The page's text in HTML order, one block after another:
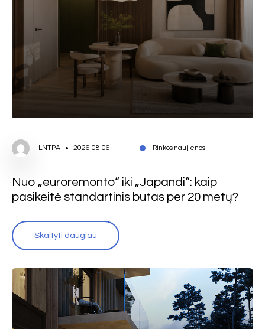
LNTPA 2026.08.06 Rinkos naujienos
Nuo „euroremonto“ iki „Japandi“: kaip
pasikeitė standartinis butas per 20 metų?
Skaityti daugiau